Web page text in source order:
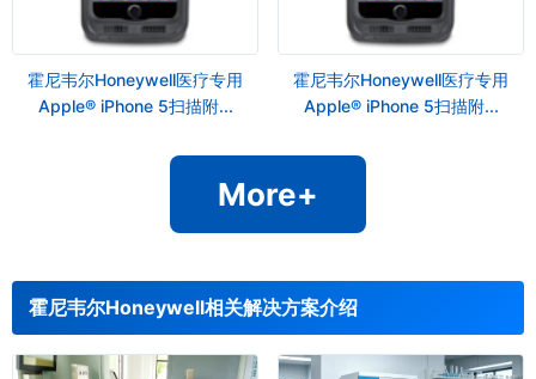
霍尼韦尔Honeywell医疗专用
Apple® iPhone 5扫描附...
霍尼韦尔Honeywell医疗专用
Apple® iPhone 5扫描附...
More+
霍尼韦尔Honeywell相关解决方案介绍